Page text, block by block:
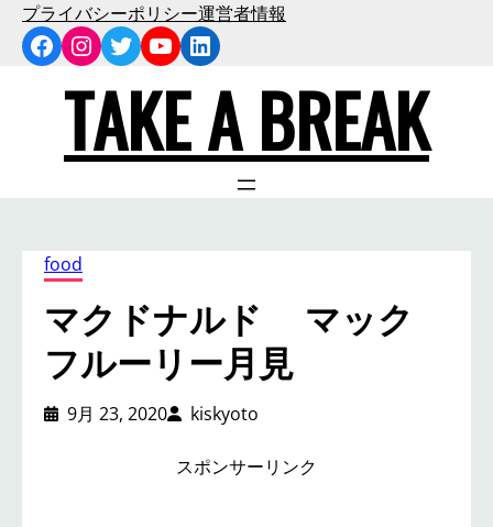
プライバシーポリシー運営者情報
Facebook
Instagram
Twitter
YouTube
LinkedIn
TAKE A BREAK
food
マクドナルド マック
フルーリー月見
9月 23, 2020 kiskyoto
スポンサーリンク